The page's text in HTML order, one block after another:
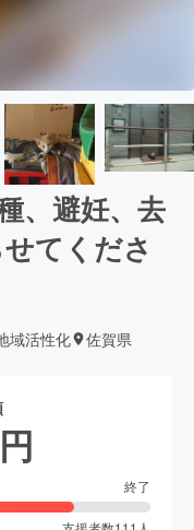
、避妊、去
てくださ
域活性化 佐賀県
円
終了